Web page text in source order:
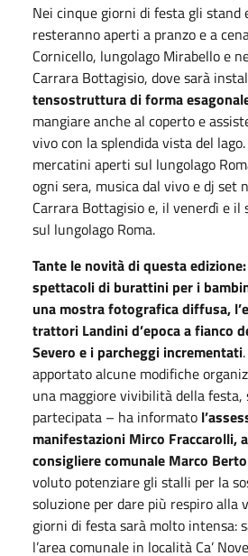
Nei cinque giorni di festa gli stand
resteranno aperti a pranzo e a
Cornicello, lungolago Mirabello e
Carrara Bottagisio, dove sarà
tensostruttura di forma
mangiare anche al coperto e
vivo con la splendida vista del
mercatini aperti sul lungolago
ogni sera, musica dal vivo e dj set
Carrara Bottagisio e, il venerdì e il
sul lungolago Roma.
Tante le novità di questa
spettacoli di burattini per i
una mostra fotografica diffusa,
trattori Landini d’epoca a fianco
Severo e i parcheggi incrementati
apportato alcune modifiche
una maggiore vivibilità della festa,
partecipata – ha informato
manifestazioni Mirco Fraccarolli,
consigliere comunale Marco
voluto potenziare gli stalli per la
soluzione per dare più respiro alla
giorni di festa sarà molto intensa:
l’area comunale in località Ca’